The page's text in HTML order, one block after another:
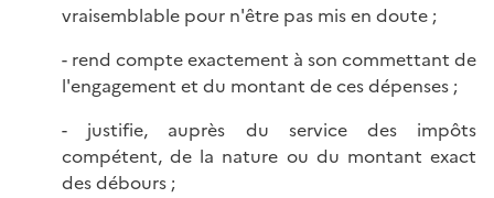
vraisemblable pour n'être pas mis en doute ;
- rend compte exactement à son commettant de
l'engagement et du montant de ces dépenses ;
- justifie, auprès du service des impôts
compétent, de la nature ou du montant exact
des débours ;